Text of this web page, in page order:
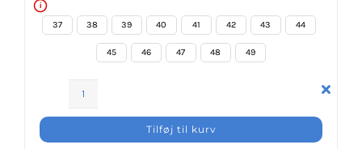
Om Invictus Fightwear
Nyheder
i
37 38 39 40 41 42 43 44
45 46 47 48 49
Adult
Tilføj til kurv